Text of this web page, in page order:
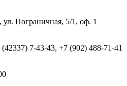
Пограничная, 5/1, оф. 1
7-43-43, +7 (902) 488-71-41